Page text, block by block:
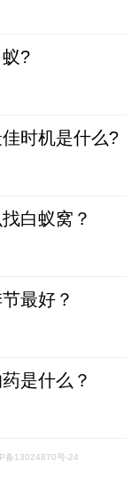
?
时机是什么?
白蚁窝？
最好？
是什么？
备13024870号-24